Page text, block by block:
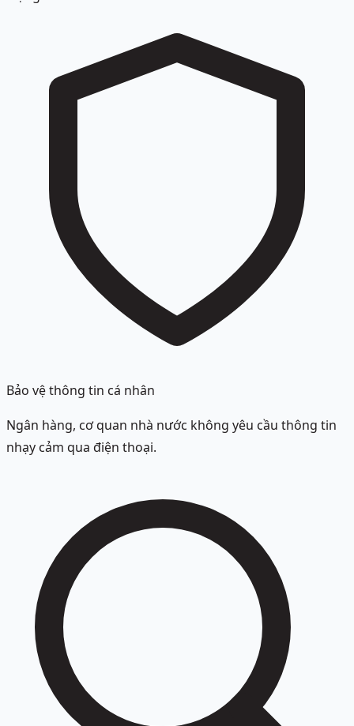
Bảo vệ thông tin cá nhân
Ngân hàng, cơ quan nhà nước không yêu cầu thông tin
nhạy cảm qua điện thoại.